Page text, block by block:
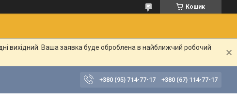
Кошик
вихідний. Ваша заявка буде оброблена в найближчий робочий
+380 (95) 714-77-17 +380 (67) 114-77-17